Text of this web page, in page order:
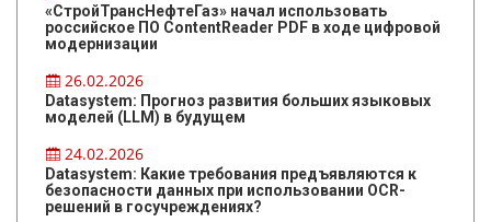
«СтройТрансНефтеГаз» начал использовать
российское ПО ContentReader PDF в ходе цифровой
модернизации
26.02.2026
Datasystem: Прогноз развития больших языковых
моделей (LLM) в будущем
24.02.2026
Datasystem: Какие требования предъявляются к
безопасности данных при использовании OCR-
решений в госучреждениях?